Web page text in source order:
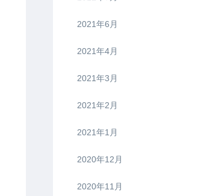
2021年6月
2021年4月
2021年3月
2021年2月
2021年1月
2020年12月
2020年11月